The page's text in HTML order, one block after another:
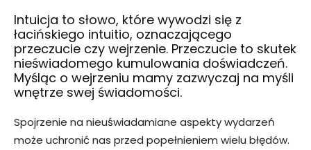
Intuicja to słowo, które wywodzi się z
łacińskiego intuitio, oznaczającego
przeczucie czy wejrzenie. Przeczucie to skutek
nieświadomego kumulowania doświadczeń.
Myśląc o wejrzeniu mamy zazwyczaj na myśli
wnętrze swej świadomości.
Spojrzenie na nieuświadamiane aspekty wydarzeń
może uchronić nas przed popełnieniem wielu błędów.